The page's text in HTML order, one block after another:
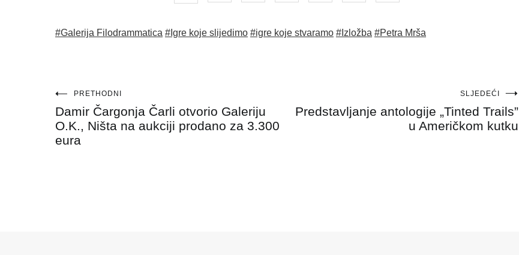
#Galerija Filodrammatica #Igre koje slijedimo #igre koje stvaramo #Izložba #Petra Mrša
Navigacija
objava
PRETHODNI
Damir Čargonja Čarli otvorio Galeriju
O.K., Ništa na aukciji prodano za 3.300
eura
SLJEDEĆI
Predstavljanje antologije „Tinted Trails”
u Američkom kutku